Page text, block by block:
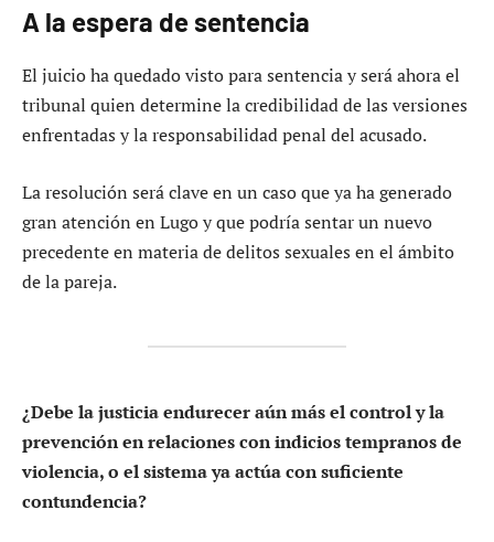
A la espera de sentencia
El juicio ha quedado visto para sentencia y será ahora el
tribunal quien determine la credibilidad de las versiones
enfrentadas y la responsabilidad penal del acusado.
La resolución será clave en un caso que ya ha generado
gran atención en Lugo y que podría sentar un nuevo
precedente en materia de delitos sexuales en el ámbito
de la pareja.
¿Debe la justicia endurecer aún más el control y la
prevención en relaciones con indicios tempranos de
violencia, o el sistema ya actúa con suficiente
contundencia?